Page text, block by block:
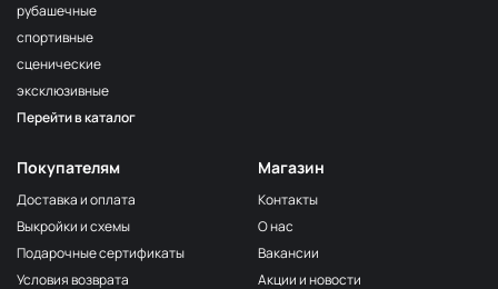
F254 Лагуна
4Св.Бирюзовый
F224/2
2Океанская
309/1 1Т.Серый
МП-20-309/1
F206 Бл.Бирюза
МП-20-F206
F321/1 Океан
МП-20-F321/1
191/2
рубашечные
спортивные
сценические
эксклюзивные
Перейти в каталог
Покупателям
Доставка и оплата
Выкройки и схемы
Подарочные сертификаты
Условия возврата
Магазин
Контакты
О нас
Вакансии
Акции и новости